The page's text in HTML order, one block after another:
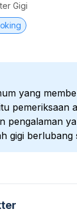
Gigi
yang
pemeriksaan
pengalaman
gigi berlubang